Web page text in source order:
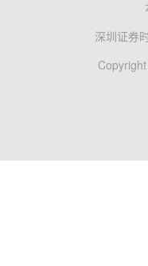
深圳证券